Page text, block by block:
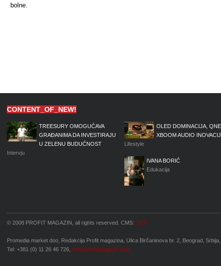
bolne.
CONTENT_OF_NEW!
TREESURY OMOGUĆAVA
GRAĐANIMA DA INVESTIRAJU
U ZELENU BUDUĆNOST
Intervju
OLED DOMINACIJA,
XBOOM AUDIO
Lifestyle
IVANA BORIĆ
Edukacija
© 2008 PROFIT MAGAZIN, all rights reserved. CMS: OCP
Promedia market doo, Redakcija Profit magazina, Ulica Birčaninova br. 2, Beograd, Srbija,
Tel: +381 (0) 11 26 46 726, info@profitmagazin.com